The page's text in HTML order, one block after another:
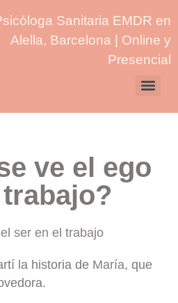
Sanitaria EMDR en
Alella, Barcelona | Online y
Presencial
ve el ego
la historia de María, que